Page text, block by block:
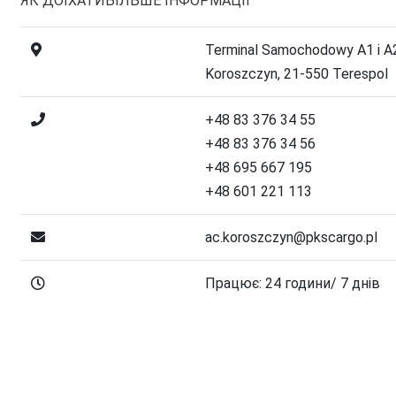
Terminal Samochodowy A1 i
Koroszczyn, 21-550 Terespol
+48 83 376 34 55
+48 83 376 34 56
+48 695 667 195
+48 601 221 113
ac.koroszczyn@pkscargo.pl
Працює: 24 години/ 7 днів